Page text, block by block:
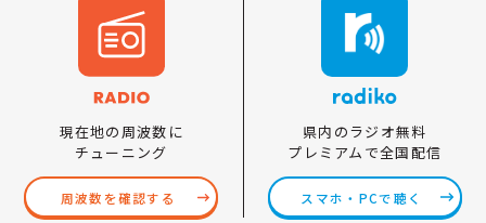
現在地の周波数に
チューニング
周波数を確認する
県内のラジオ無料
プレミアムで全国配信
スマホ・PCで聴く